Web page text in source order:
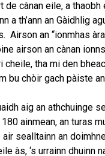
cànan eile, a thaobh
a th’ann an Gàidhlig
Airson an “ionmhas
airson an cànan
cheile, tha mi den
bu chòir gach pàiste
aig an athchuinge
ainmean, an turas
sealltainn an
às, ‘s urrainn dhuinn